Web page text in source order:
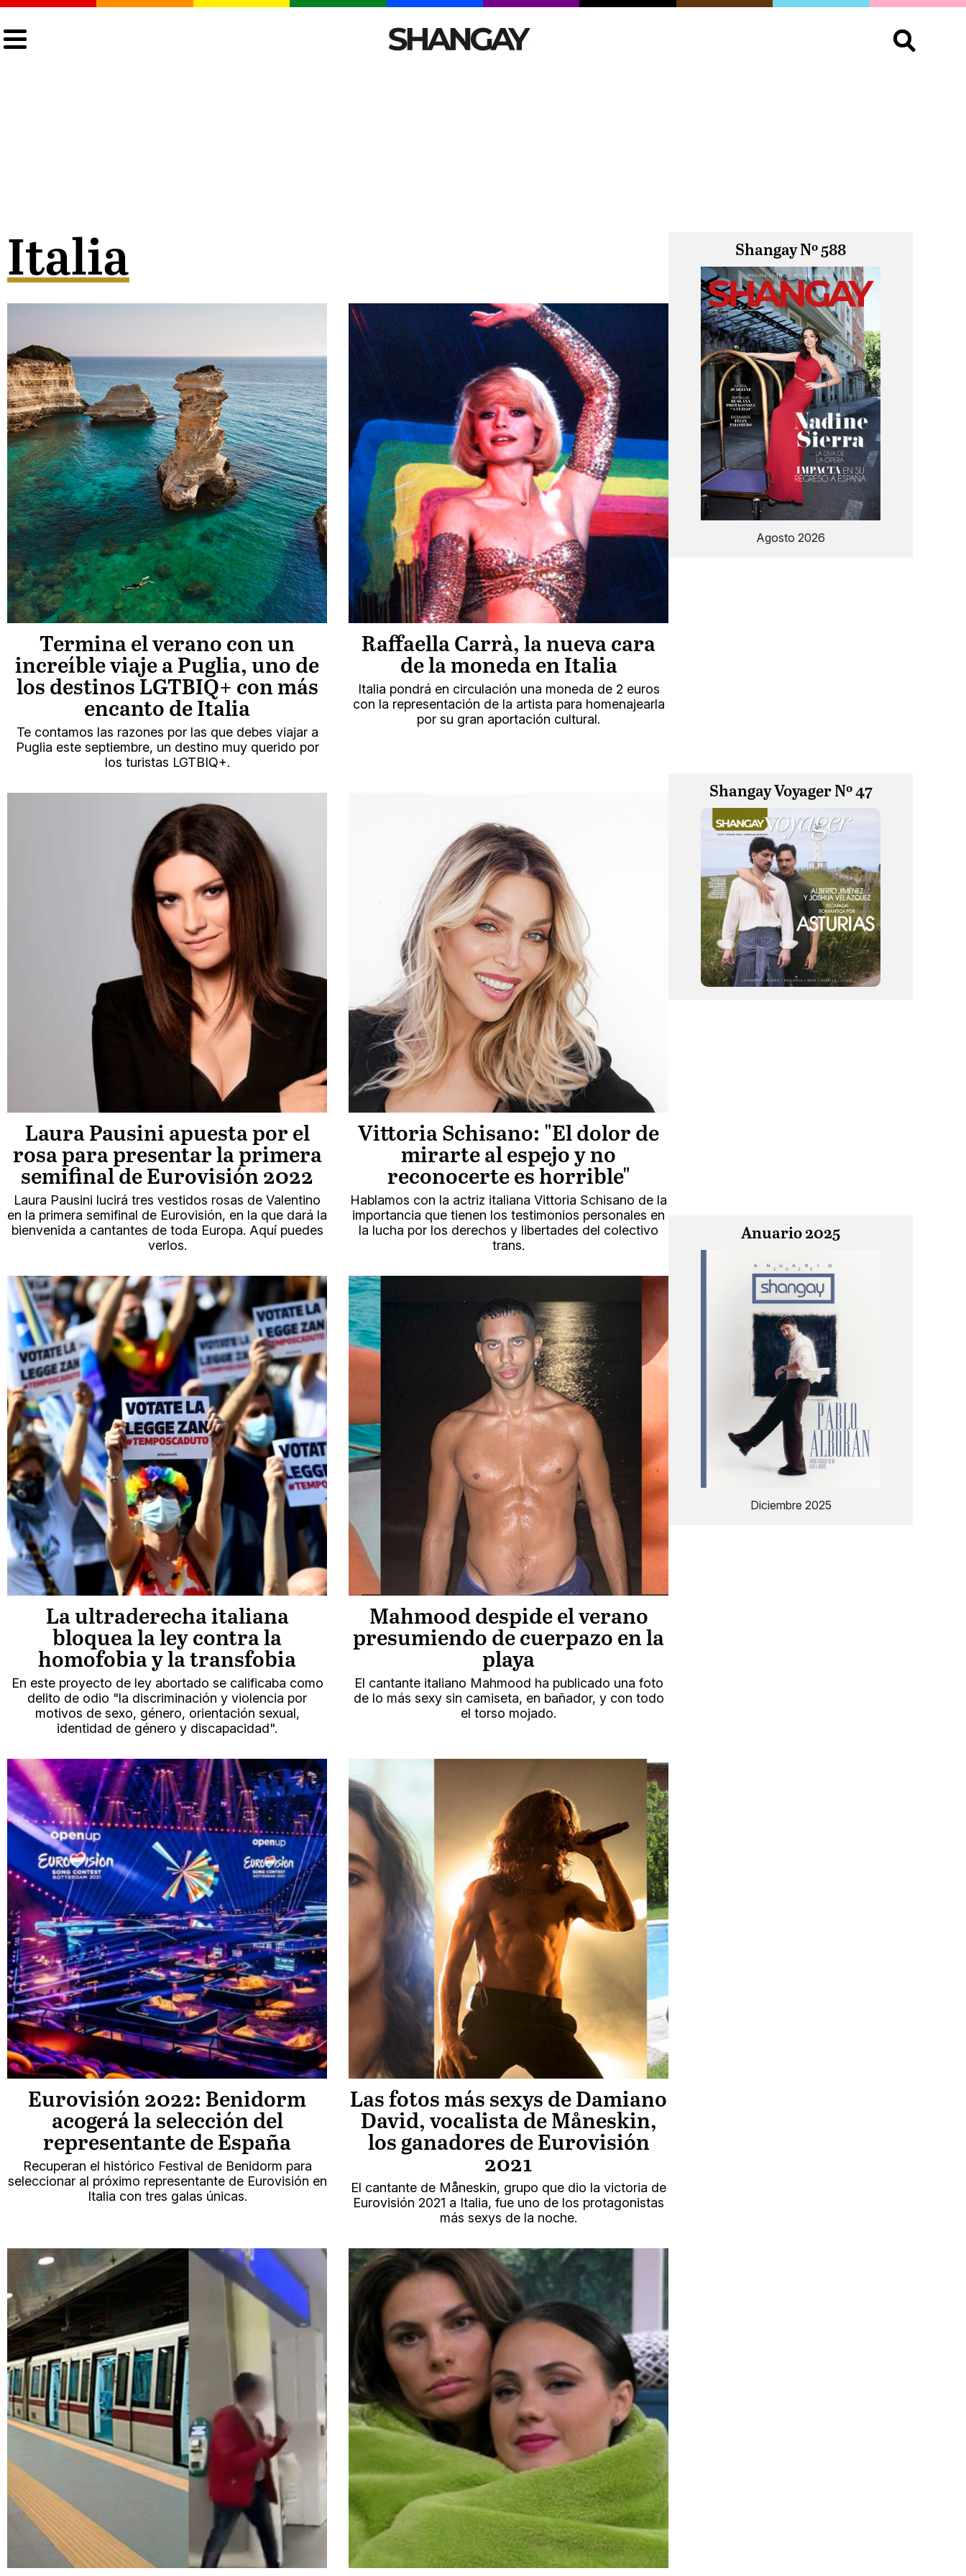
Buscar:
Italia
Termina el verano con un
increíble viaje a Puglia, uno de
los destinos LGTBIQ+ con más
encanto de Italia
Te contamos las razones por las que debes viajar a
Puglia este septiembre, un destino muy querido por
los turistas LGTBIQ+.
Raffaella Carrà, la nueva cara
de la moneda en Italia
Italia pondrá en circulación una moneda de 2 euros
con la representación de la artista para homenajearla
por su gran aportación cultural.
Laura Pausini apuesta por el
rosa para presentar la primera
semifinal de Eurovisión 2022
Laura Pausini lucirá tres vestidos rosas de Valentino
en la primera semifinal de Eurovisión, en la que dará la
bienvenida a cantantes de toda Europa. Aquí puedes
verlos.
Vittoria Schisano: "El dolor de
mirarte al espejo y no
reconocerte es horrible"
Hablamos con la actriz italiana Vittoria Schisano de la
importancia que tienen los testimonios personales en
la lucha por los derechos y libertades del colectivo
trans.
La ultraderecha italiana
bloquea la ley contra la
homofobia y la transfobia
En este proyecto de ley abortado se calificaba como
delito de odio "la discriminación y violencia por
motivos de sexo, género, orientación sexual,
identidad de género y discapacidad".
Mahmood despide el verano
presumiendo de cuerpazo en la
playa
El cantante italiano Mahmood ha publicado una foto
de lo más sexy sin camiseta, en bañador, y con todo
el torso mojado.
Eurovisión 2022: Benidorm
acogerá la selección del
representante de España
Recuperan el histórico Festival de Benidorm para
seleccionar al próximo representante de Eurovisión en
Italia con tres galas únicas.
Las fotos más sexys de Damiano
David, vocalista de Måneskin,
los ganadores de Eurovisión
2021
El cantante de Måneskin, grupo que dio la victoria de
Eurovisión 2021 a Italia, fue uno de los protagonistas
más sexys de la noche.
Shangay Nº 588
Agosto 2026
Shangay Voyager Nº 47
Anuario 2025
Diciembre 2025